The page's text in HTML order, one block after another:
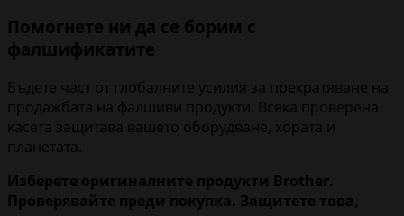
Помогнете ни да се борим с
фалшификатите
Бъдете част от глобалните усилия за прекратяване на
продажбата на фалшиви продукти. Всяка проверена
касета защитава вашето оборудване, хората и
планетата.
Изберете оригиналните продукти Brother.
Проверявайте преди покупка. Защитете това,